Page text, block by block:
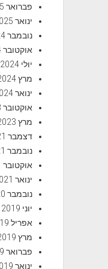
פברואר 2025
ינואר 2025
נובמבר 2024
אוקטובר 2024
יולי 2024
מרץ 2024
ינואר 2024
אוקטובר 2023
מרץ 2023
דצמבר 2021
נובמבר 2021
אוקטובר 2021
ינואר 2021
נובמבר 2020
יוני 2019
אפריל 2019
מרץ 2019
פברואר 2019
ינואר 2019